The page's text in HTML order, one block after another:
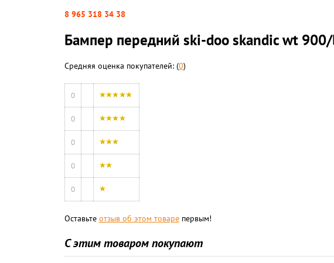
8 965 318 34 38
Бампер передний ski-doo skandic wt
Средняя оценка покупателей: (0)
0
0
0
0
0
Оставьте отзыв об этом товарепервым!
С этим товаром покупают